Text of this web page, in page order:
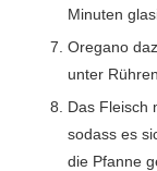
Minuten
Oregano dazugeben und das Tomatenmark und alles
unter
Das Fleisch mit dem Mehl bestäuben, gut umrühren,
sodass es
die Pfanne